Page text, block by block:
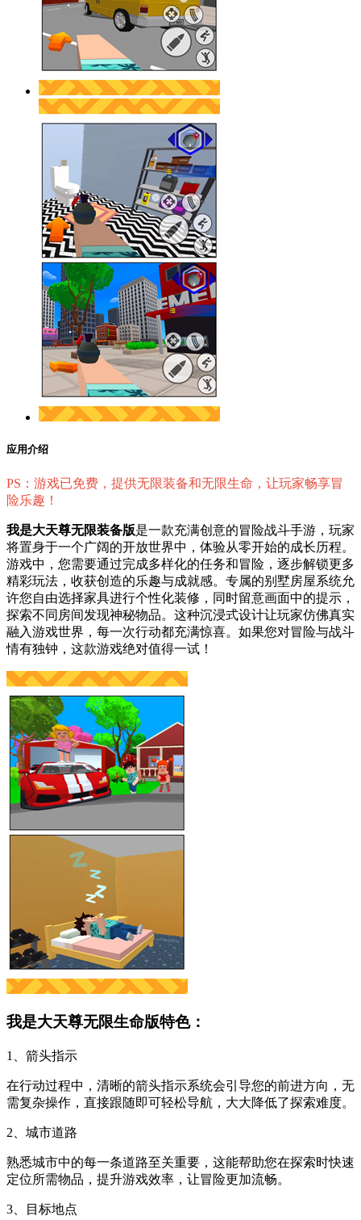
应用介绍
PS：游戏已免费，提供无限装备和无限生命，让玩家畅享冒
险乐趣！
我是大天尊无限装备版是一款充满创意的冒险战斗手游，玩家
将置身于一个广阔的开放世界中，体验从零开始的成长历程。
游戏中，您需要通过完成多样化的任务和冒险，逐步解锁更多
精彩玩法，收获创造的乐趣与成就感。专属的别墅房屋系统允
许您自由选择家具进行个性化装修，同时留意画面中的提示，
探索不同房间发现神秘物品。这种沉浸式设计让玩家仿佛真实
融入游戏世界，每一次行动都充满惊喜。如果您对冒险与战斗
情有独钟，这款游戏绝对值得一试！
我是大天尊无限生命版特色：
1、箭头指示
在行动过程中，清晰的箭头指示系统会引导您的前进方向，无
需复杂操作，直接跟随即可轻松导航，大大降低了探索难度。
2、城市道路
熟悉城市中的每一条道路至关重要，这能帮助您在探索时快速
定位所需物品，提升游戏效率，让冒险更加流畅。
3、目标地点